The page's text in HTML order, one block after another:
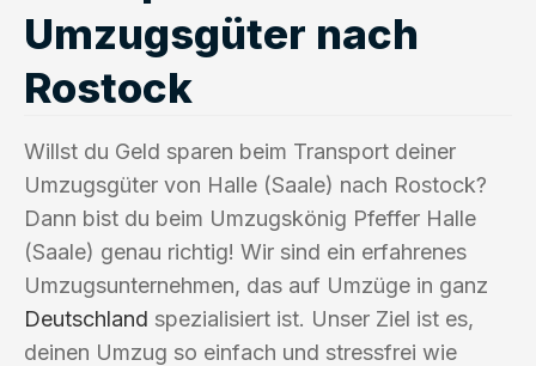
Umzugsgüter nach
Rostock
Willst du Geld sparen beim Transport deiner
Umzugsgüter von Halle (Saale) nach Rostock?
Dann bist du beim Umzugskönig Pfeffer Halle
(Saale) genau richtig! Wir sind ein erfahrenes
Umzugsunternehmen, das auf Umzüge in ganz
Deutschland spezialisiert ist. Unser Ziel ist es,
deinen Umzug so einfach und stressfrei wie